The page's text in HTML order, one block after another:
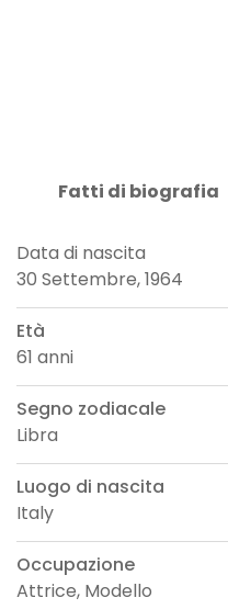
Fatti di biografia
Data di nascita
30 Settembre, 1964
Età
61 anni
Segno zodiacale
Libra
Luogo di nascita
Italy
Occupazione
Attrice, Modello